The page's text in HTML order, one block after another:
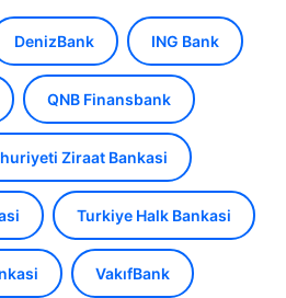
DenizBank ING Bank
QNB Finansbank
Ziraat Bankasi
Turkiye Halk Bankasi
VakıfBank